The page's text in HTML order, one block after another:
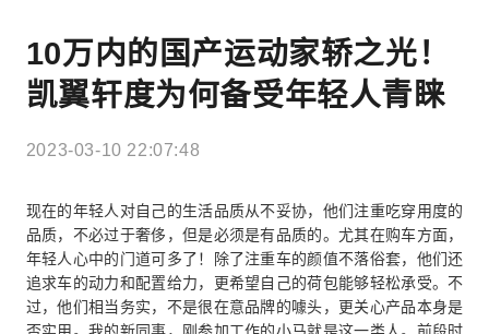
10万内的国产运动家轿之光！
凯翼轩度为何备受年轻人青睐
2023-03-10 22:07:48
现在的年轻人对自己的生活品质从不妥协，他们注重吃穿用度的
品质，不必过于奢侈，但是必须是有品质的。尤其在购车方面，
年轻人心中的门道可多了！除了注重车的颜值不落俗套，他们还
追求车的动力和配置给力，更希望自己的荷包能够轻松承受。不
过，他们相当务实，不是很在意品牌的噱头，更关心产品本身是
否实用。我的新同事，刚参加工作的小马就是这一类人。前段时